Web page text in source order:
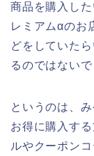
商品を購入し
レミアムαのお
どをしていた
るのではない
というのは、
お得に購入す
ルやクーポン